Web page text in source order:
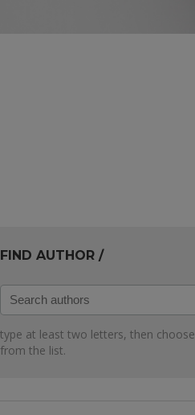
FIND AUTHOR /
Search
authors
type at least two letters, then choose
from the list.